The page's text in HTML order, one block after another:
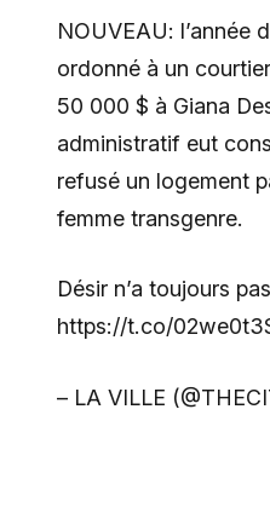
NOUVEAU: l’année
ordonné à un
50 000 $ à Giana
administratif eut
refusé un logement
femme transgenre.
Désir n’a toujours
https://t.co/
– LA VILLE